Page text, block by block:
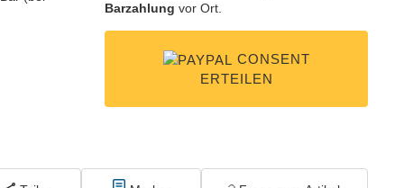
Barzahlung vor Ort.
CONSENT
ERTEILEN